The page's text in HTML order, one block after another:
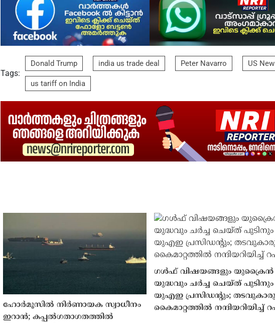
Tags:
Donald Trump india us trade deal Peter Navarro US
us tariff on India
ഹോർമൂസിൽ നിർണായക സ്വാധീനം
ഇറാന്‍; കപ്പൽഗതാഗതത്തിൽ
ഗൾഫ് വിഷയങ്ങളും യുക്രൈൻ
യുദ്ധവും ചർച്ച ചെയ്ത് പുടിനും
യുഎഇ പ്രസിഡന്റും;
കൈമാറ്റത്തിൽ നന്ദിയറിയിച്ച്